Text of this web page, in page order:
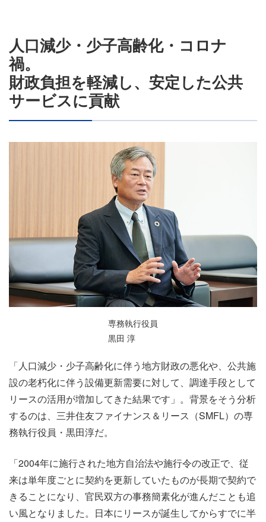
人口減少・少子高齢化・コロナ
禍。
財政負担を軽減し、安定した公共
サービスに貢献
専務執行役員
黒田 淳
「人口減少・少子高齢化に伴う地方財政の悪化や、公共施
設の老朽化に伴う設備更新需要に対して、調達手段として
リースの活用が増加してきた結果です」。背景をそう分析
するのは、三井住友ファイナンス＆リース（SMFL）の専
務執行役員・黒田淳だ。
「2004年に施行された地方自治法や施行令の改正で、従
来は単年度ごとに契約を更新していたものが長期で契約で
きることになり、官民双方の事務簡素化が進んだことも追
い風となりました。日本にリースが誕生してからすでに半